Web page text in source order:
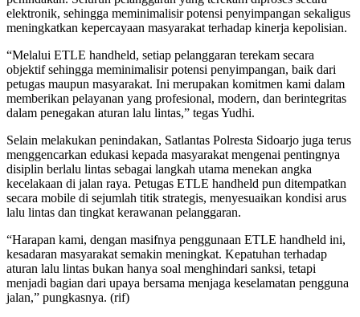
elektronik, sehingga meminimalisir potensi penyimpangan sekaligus
meningkatkan kepercayaan masyarakat terhadap kinerja kepolisian.
“Melalui ETLE handheld, setiap pelanggaran terekam secara
objektif sehingga meminimalisir potensi penyimpangan, baik dari
petugas maupun masyarakat. Ini merupakan komitmen kami dalam
memberikan pelayanan yang profesional, modern, dan berintegritas
dalam penegakan aturan lalu lintas,” tegas Yudhi.
Selain melakukan penindakan, Satlantas Polresta Sidoarjo juga terus
menggencarkan edukasi kepada masyarakat mengenai pentingnya
disiplin berlalu lintas sebagai langkah utama menekan angka
kecelakaan di jalan raya. Petugas ETLE handheld pun ditempatkan
secara mobile di sejumlah titik strategis, menyesuaikan kondisi arus
lalu lintas dan tingkat kerawanan pelanggaran.
“Harapan kami, dengan masifnya penggunaan ETLE handheld ini,
kesadaran masyarakat semakin meningkat. Kepatuhan terhadap
aturan lalu lintas bukan hanya soal menghindari sanksi, tetapi
menjadi bagian dari upaya bersama menjaga keselamatan pengguna
jalan,” pungkasnya. (rif)